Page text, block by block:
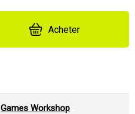
Acheter
Games Workshop